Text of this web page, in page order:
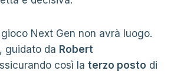
Next Gen non avrà luogo.
, guidato da Robert
così la terzo posto di